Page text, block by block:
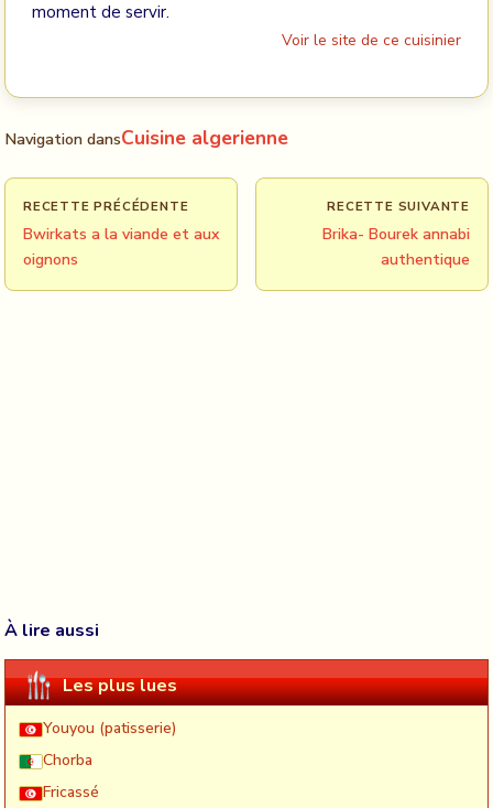
moment de servir.
Voir le site de ce cuisinier
Navigation dansCuisine algerienne
RECETTE PRÉCÉDENTE
Bwirkats a la viande et aux
oignons
RECETTE SUIVANTE
Brika- Bourek annabi
authentique
À lire aussi
Les plus lues
Youyou (patisserie)
Chorba
Fricassé